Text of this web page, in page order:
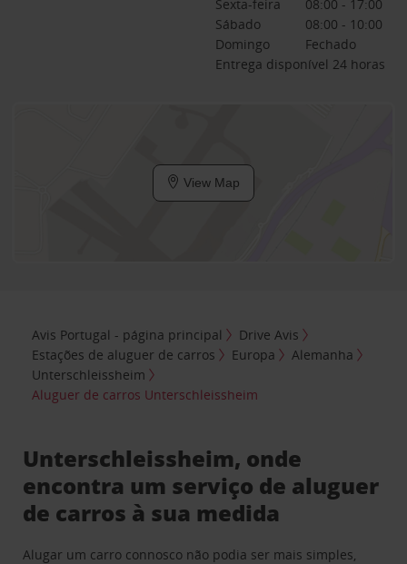
Sexta-feira
08:00 - 17:00
Sábado
08:00 - 10:00
Domingo
Fechado
Entrega disponível 24 horas
View Map
Avis Portugal - página principal
Drive Avis
Estações de aluguer de carros
Europa
Alemanha
Unterschleissheim
Aluguer de carros Unterschleissheim
Unterschleissheim, onde
encontra um serviço de aluguer
de carros à sua medida
Alugar um carro connosco não podia ser mais simples,